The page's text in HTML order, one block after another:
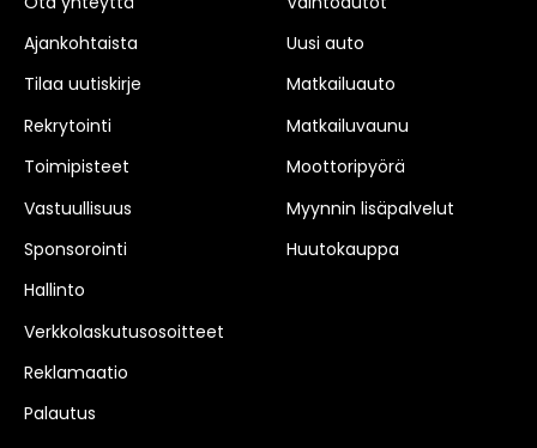
Ajankohtaista
Tilaa uutiskirje
Rekrytointi
Toimipisteet
Vastuullisuus
Sponsorointi
Hallinto
Verkkolaskutusosoitteet
Reklamaatio
Palautus
Uusi auto
Matkailuauto
Matkailuvaunu
Moottoripyörä
Myynnin lisäpalvelut
Huutokauppa